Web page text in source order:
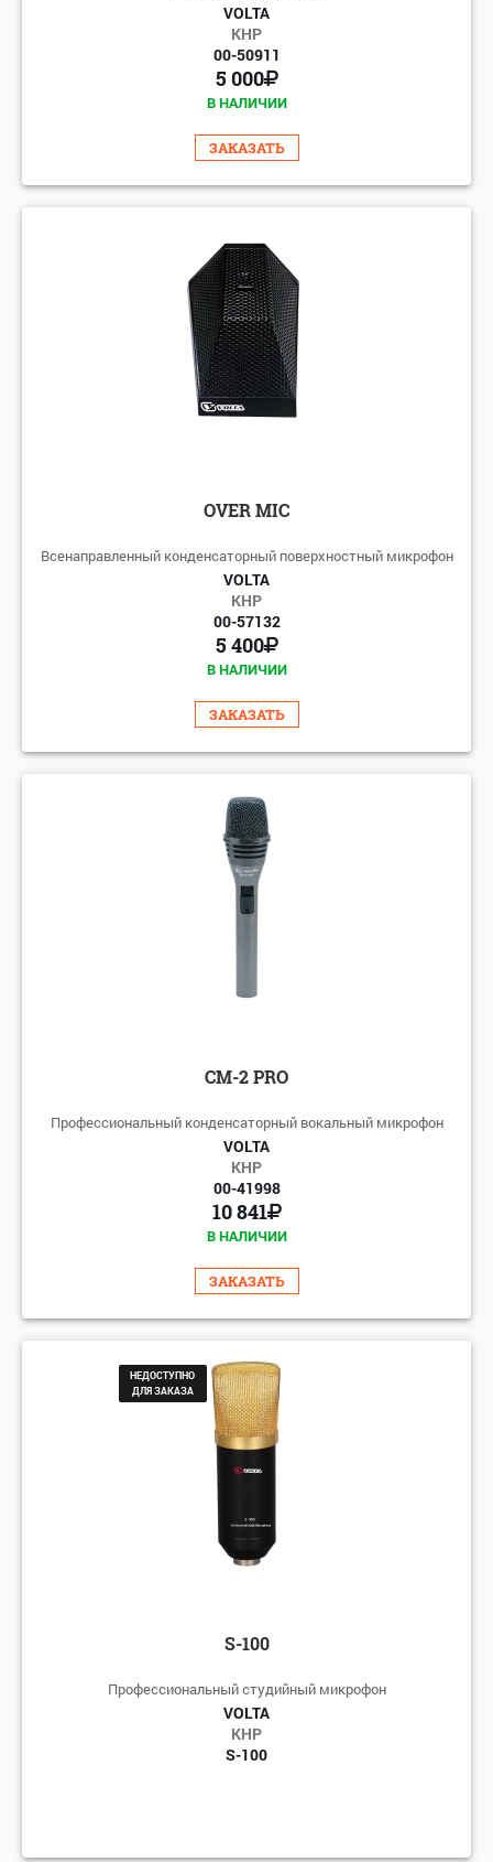
VOLTA
КНР
00-50911
5 000
В НАЛИЧИИ
ЗАКАЗАТЬ
OVER MIC
Всенаправленный конденсаторный поверхностный микрофон
VOLTA
КНР
00-57132
5 400
В НАЛИЧИИ
ЗАКАЗАТЬ
CM-2 PRO
Профессиональный конденсаторный вокальный микрофон
VOLTA
КНР
00-41998
10 841
В НАЛИЧИИ
ЗАКАЗАТЬ
НЕДОСТУПНО
ДЛЯ ЗАКАЗА
S-100
Профессиональный студийный микрофон
VOLTA
КНР
S-100